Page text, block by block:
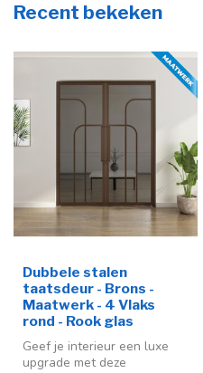
Recent bekeken
Dubbele stalen
taatsdeur - Brons -
Maatwerk - 4 Vlaks
rond - Rook glas
Geef je interieur een luxe
upgrade met deze